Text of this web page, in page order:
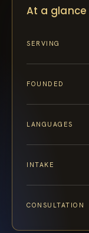
At a glance
SERVING
FOUNDED
LANGUAGES
INTAKE
CONSULTATION